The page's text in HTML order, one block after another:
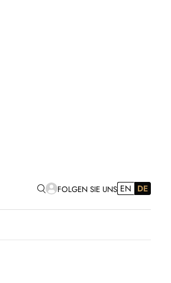
FOLGEN SIE UNS EN DE